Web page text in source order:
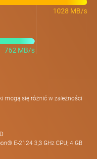
1028 MB/s
762 MB/s
mogą się różnić w zależności
E-2124 3,3 GHz CPU; 4 GB